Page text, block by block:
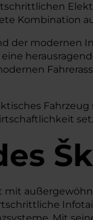
Kombination
der modernen